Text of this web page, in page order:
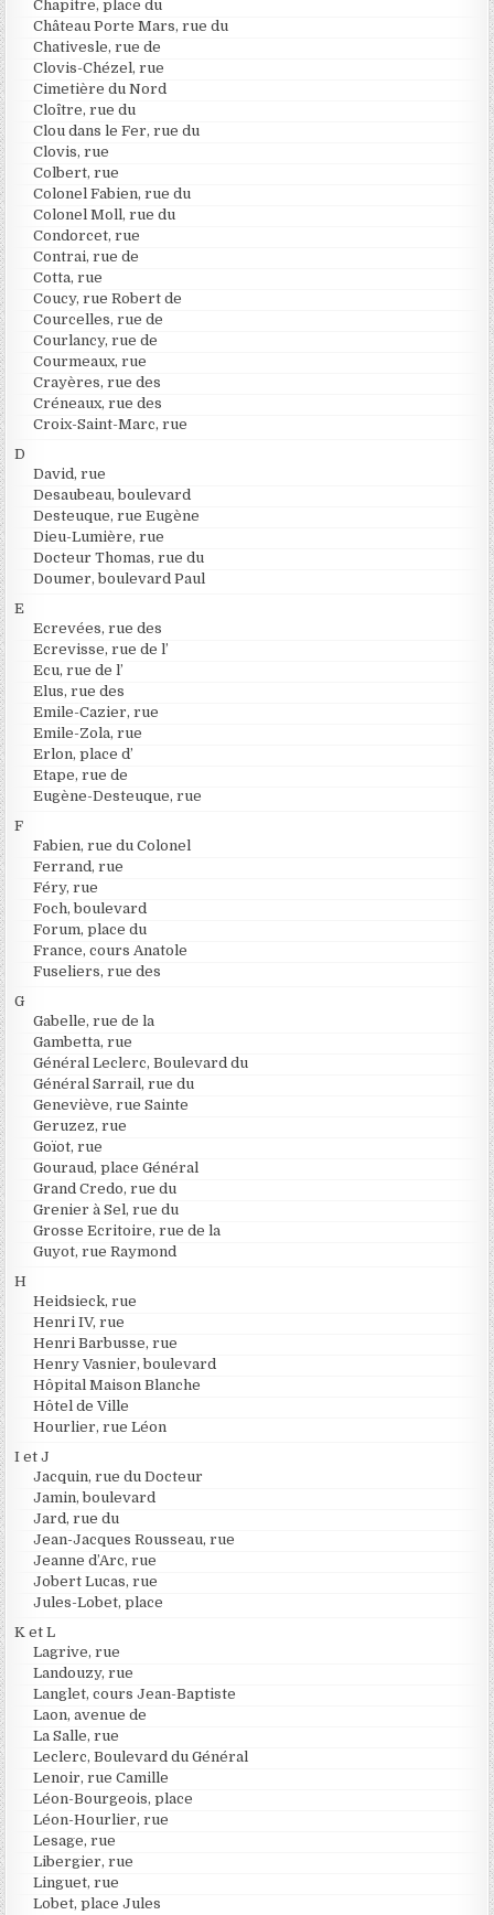
Chapitre, place du
Château Porte Mars, rue du
Chativesle, rue de
Clovis-Chézel, rue
Cimetière du Nord
Cloître, rue du
Clou dans le Fer, rue du
Clovis, rue
Colbert, rue
Colonel Fabien, rue du
Colonel Moll, rue du
Condorcet, rue
Contrai, rue de
Cotta, rue
Coucy, rue Robert de
Courcelles, rue de
Courlancy, rue de
Courmeaux, rue
Crayères, rue des
Créneaux, rue des
Croix-Saint-Marc, rue
D
David, rue
Desaubeau, boulevard
Desteuque, rue Eugène
Dieu-Lumière, rue
Docteur Thomas, rue du
Doumer, boulevard Paul
E
Ecrevées, rue des
Ecrevisse, rue de l’
Ecu, rue de l’
Elus, rue des
Emile-Cazier, rue
Emile-Zola, rue
Erlon, place d’
Etape, rue de
Eugène-Desteuque, rue
F
Fabien, rue du Colonel
Ferrand, rue
Féry, rue
Foch, boulevard
Forum, place du
France, cours Anatole
Fuseliers, rue des
G
Gabelle, rue de la
Gambetta, rue
Général Leclerc, Boulevard du
Général Sarrail, rue du
Geneviève, rue Sainte
Geruzez, rue
Goïot, rue
Gouraud, place Général
Grand Credo, rue du
Grenier à Sel, rue du
Grosse Ecritoire, rue de la
Guyot, rue Raymond
H
Heidsieck, rue
Henri IV, rue
Henri Barbusse, rue
Henry Vasnier, boulevard
Hôpital Maison Blanche
Hôtel de Ville
Hourlier, rue Léon
I et J
Jacquin, rue du Docteur
Jamin, boulevard
Jard, rue du
Jean-Jacques Rousseau, rue
Jeanne d’Arc, rue
Jobert Lucas, rue
Jules-Lobet, place
K et L
Lagrive, rue
Landouzy, rue
Langlet, cours Jean-Baptiste
Laon, avenue de
La Salle, rue
Leclerc, Boulevard du Général
Lenoir, rue Camille
Léon-Bourgeois, place
Léon-Hourlier, rue
Lesage, rue
Libergier, rue
Linguet, rue
Lobet, place Jules